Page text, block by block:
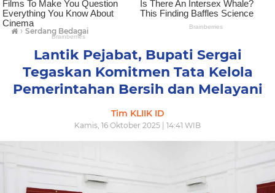
› Serdang Bedagai
Lantik Pejabat, Bupati Sergai
Tegaskan Komitmen Tata Kelola
Pemerintahan Bersih dan Melayani
Tim KLIIK ID
Kamis, 16 Oktober 2025 | 14:41 WIB